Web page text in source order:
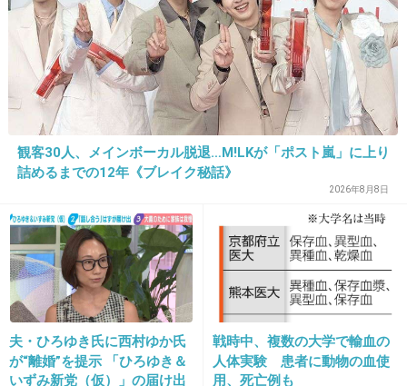
1件の返信
+1 -2
16. 匿名2026/07/08(水) 17:37:13
トピが伸びてる＝その考えが支持されてる
ていう思考の安易さよ
+19 -3
観客30人、メインボーカル脱退…M!LKが「ポスト嵐」に上り
詰めるまでの12年《ブレイク秘話》
2026年8月8日
夫・ひろゆき氏に西村ゆか氏
が“離婚”を提示 「ひろゆき＆
いずみ新党（仮）」の届け出
戦時中、複数の大学で輸血の
人体実験 患者に動物の血使
用、死亡例も